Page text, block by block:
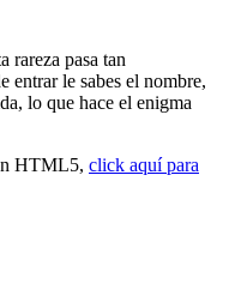
rareza pasa tan
entrar le sabes el nombre,
lo que hace el enigma
HTML5, click aquí para